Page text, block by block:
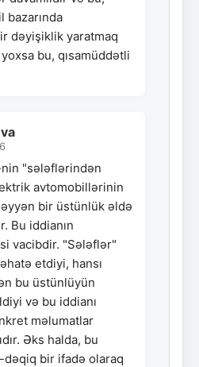
bazarında
dəyişiklik yaratmaq
bu, qısamüddətli
"sələflərindən
avtomobillərinin
bir üstünlük əldə
Bu iddianın
vacibdir. "Sələflər"
etdiyi, hansı
bu üstünlüyün
və bu iddianı
məlumatlar
Əks halda, bu
bir ifadə olaraq